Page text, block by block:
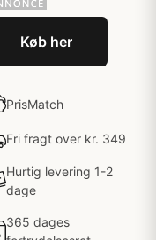
Køb her
PrisMatch
Fri fragt over kr. 349
Hurtig levering 1-2
dage
365 dages